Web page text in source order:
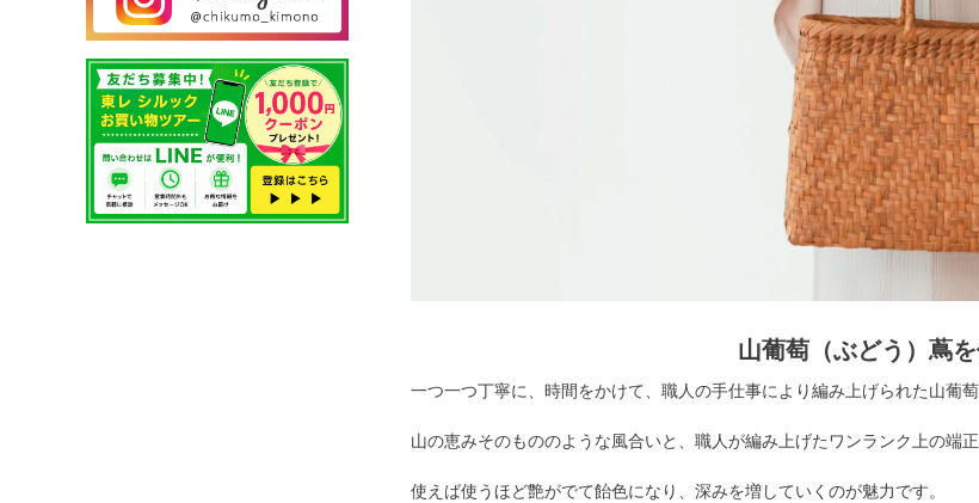
山葡萄（ぶどう）蔦
一つ一つ丁寧に、時間をかけて、職人の手仕事により編み上げられた山葡萄
山の恵みそのもののような風合いと、職人が編み上げたワンランク上の端正
使えば使うほど艶がでて飴色になり、深みを増していくのが魅力です。